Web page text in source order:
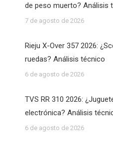
de peso muerto? Análisis
7 de agosto de 2026
Rieju X-Over 357 2026:
ruedas? Análisis técnico
6 de agosto de 2026
TVS RR 310 2026:
electrónica? Análisis
6 de agosto de 2026